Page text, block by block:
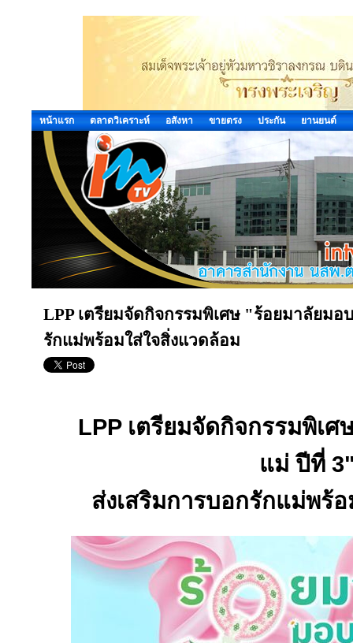
หน้าแรก ตลาดวิเคราะห์ อสังหา ขายตรง ประกัน ยานยนต์
LPP เตรียมจัดกิจกรรมพิเศษ "ร้อยมาลัยมอ
รักแม่พร้อมใส่ใจสิ่งแวดล้อม
LPP เตรียมจัดกิจกรรมพิเ
แม่ ปีที่
ส่งเสริมการบอกรักแม่พร้